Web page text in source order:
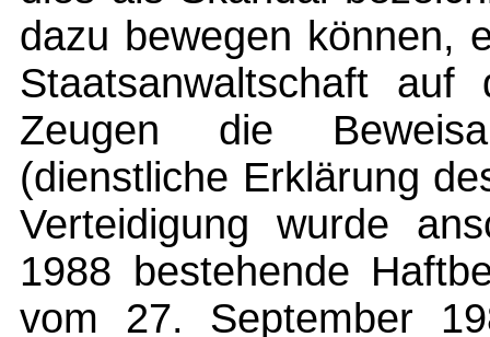
dazu bewegen können,
Staatsanwaltschaft auf
Zeugen die
(dienstliche Erklärung
Verteidigung wurde
1988 bestehende
vom 27. September